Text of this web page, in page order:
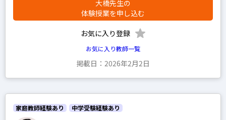
大橋先生の
体験授業を申し込む
お気に入り登録
お気に入り教師一覧
掲載日：2026年2月2日
家庭教師経験あり 中学受験経験あり